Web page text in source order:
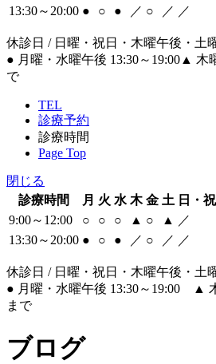
13:30～20:00 ● ○ ● ／ ○ ／ ／
休診日 / 日曜・祝日・木曜午後・土
● 月曜・水曜午後 13:30～19:00 ▲ 木
で
TEL
診療予約
診療時間
Page Top
閉じる
診療時間
月 火 水 木 金 土 日・祝
9:00～12:00
○ ○ ○ ▲ ○ ▲
／
13:30～20:00 ● ○ ● ／ ○ ／ ／
休診日 / 日曜・祝日・木曜午後・土
● 月曜・水曜午後 13:30～19:00 ▲
まで
ブログ